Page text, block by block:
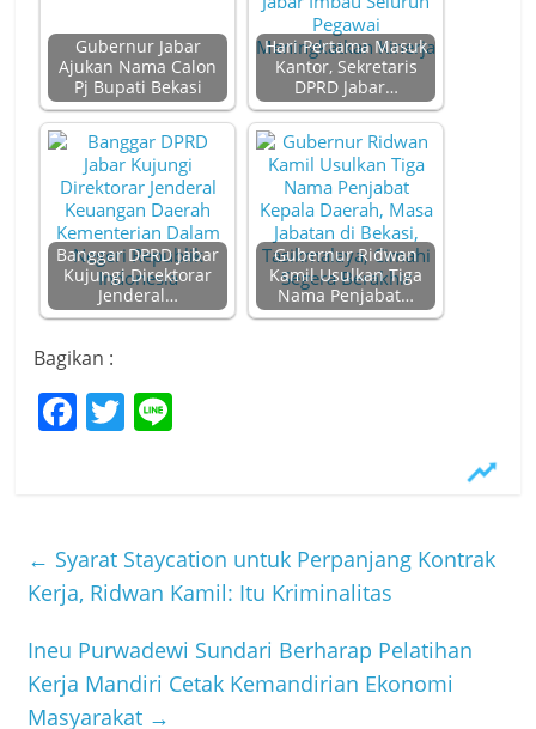
Gubernur Jabar
Ajukan Nama Calon
Pj Bupati Bekasi
Hari Pertama Masuk
Kantor, Sekretaris
DPRD Jabar…
Banggar DPRD Jabar
Kujungi Direktorar
Jenderal…
Gubernur Ridwan
Kamil Usulkan Tiga
Nama Penjabat…
Bagikan :
F
b
o
o
k
T
← Syarat Staycation untuk Perpanjang Kontrak
Kerja, Ridwan Kamil: Itu Kriminalitas
Ineu Purwadewi Sundari Berharap Pelatihan
Kerja Mandiri Cetak Kemandirian Ekonomi
Masyarakat →